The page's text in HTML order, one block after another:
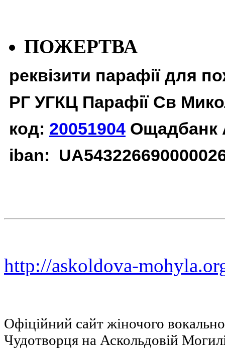
ПОЖЕРТВА
реквізити парафії для
РГ УГКЦ Парафії Св
код: 20051904 Ощадбанк
iban:
http://askoldova-
Офіційний сайт жіночого
Чудотворця на Аскольдовій